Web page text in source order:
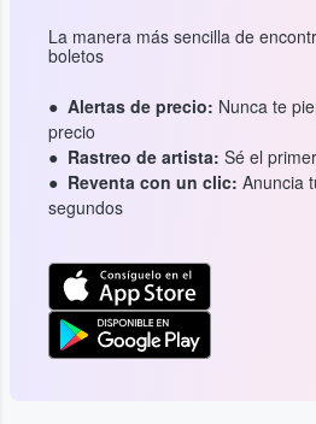
La manera más sencilla de
boletos
Alertas de precio: Nunca te
precio
Rastreo de artista: Sé el
Reventa con un clic: Anuncia
segundos